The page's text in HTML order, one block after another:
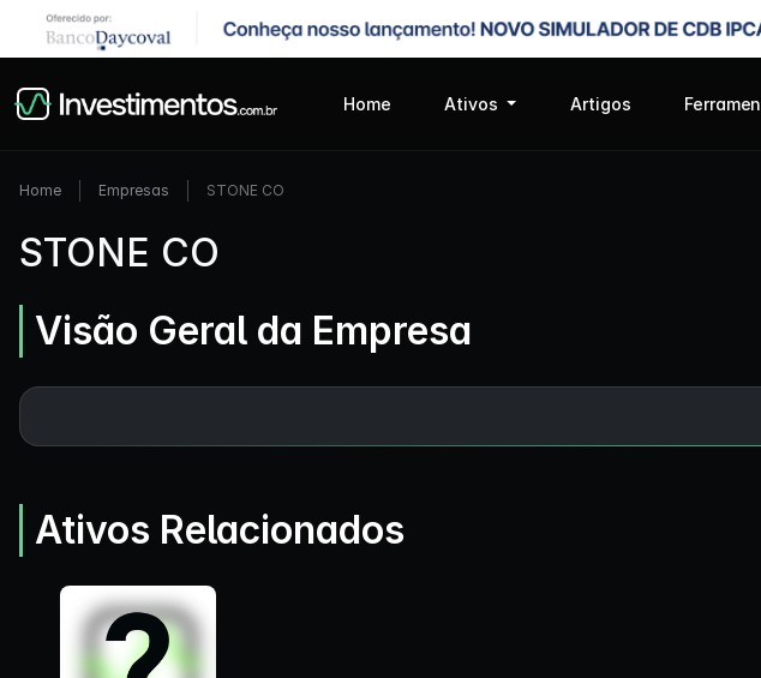
Home Ativos Artigos
Home Empresas STONE CO
STONE CO
Visão Geral da Empresa
Ativos Relacionados